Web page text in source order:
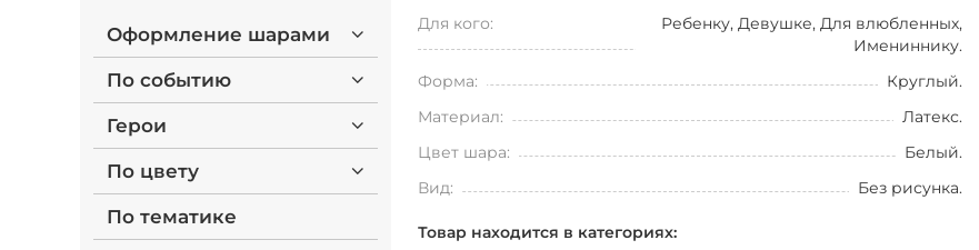
Оформление шарами
По событию
Герои
По цвету
По тематике
Для кого:
Ребенку, Девушке, Для влюбленных,
Имениннику.
Форма:
Круглый.
Материал:
Латекс.
Цвет шара:
Белый.
Вид:
Без рисунка.
Товар находится в категориях: